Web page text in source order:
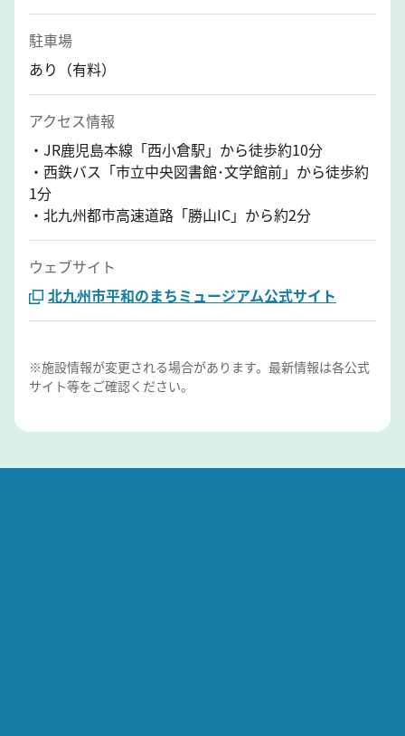
駐車場
あり（有料）
アクセス情報
・JR鹿児島本線「西小倉駅」から徒歩約10分
・西鉄バス「市立中央図書館･文学館前」から徒歩約
1分
・北九州都市高速道路「勝山IC」から約2分
ウェブサイト
北九州市平和のまちミュージアム公式サイト
※施設情報が変更される場合があります。最新情報は各公式
サイト等をご確認ください。